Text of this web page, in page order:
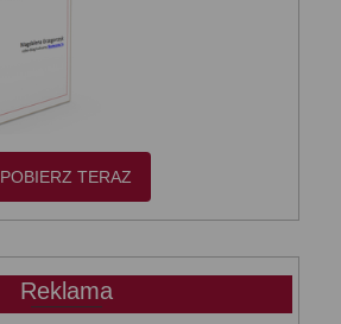
POBIERZ TERAZ
Reklama